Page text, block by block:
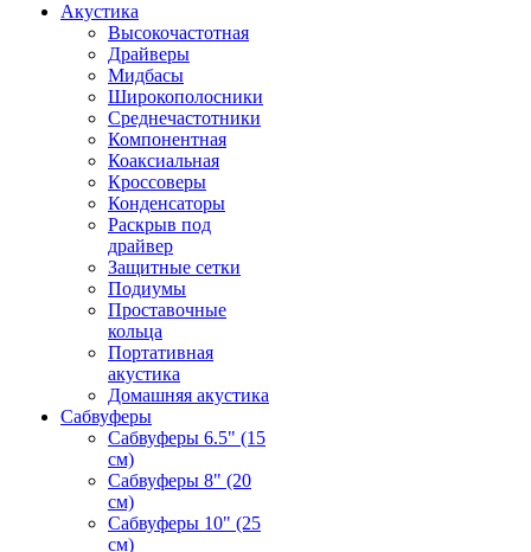
Акустика
Высокочастотная
Драйверы
Мидбасы
Широкополосники
Среднечастотники
Компонентная
Коаксиальная
Кроссоверы
Конденсаторы
Раскрыв под
драйвер
Защитные сетки
Подиумы
Проставочные
кольца
Портативная
акустика
Домашняя акустика
Сабвуферы
Сабвуферы 6.5" (15
см)
Сабвуферы 8" (20
см)
Сабвуферы 10" (25
см)